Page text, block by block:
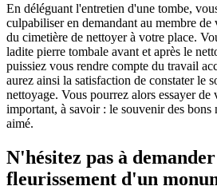
En déléguant l'entretien d'une tombe,
culpabiliser en demandant au membre
du cimetière de nettoyer à votre place.
ladite pierre tombale avant et après le
puissiez vous rendre compte du travail
aurez ainsi la satisfaction de constater le
nettoyage. Vous pourrez alors essayer de
important, à savoir : le souvenir des bons
aimé.
N'hésitez pas à
fleurissement d'un